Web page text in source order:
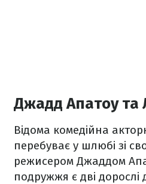
Джадд Апатоу та
Відома комедійна
перебуває у шлюбі зі
режисером Джаддом
подружжя є дві